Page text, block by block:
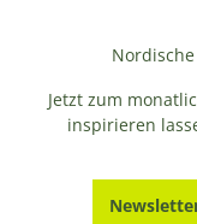
Jetzt zum
inspirieren